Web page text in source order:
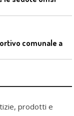
prodotti e